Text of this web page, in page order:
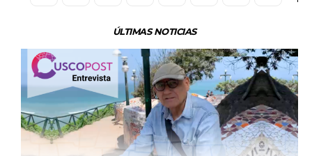
ÚLTIMAS NOTICIAS